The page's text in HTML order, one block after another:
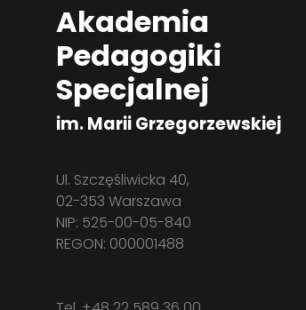
Akademia
Pedagogiki
Specjalnej
im. Marii Grzegorzewskiej
Ul. Szczęśliwicka 40,
02-353 Warszawa
NIP: 525-00-05-840
REGON: 000001488